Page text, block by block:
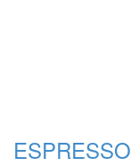
ESPRESSO